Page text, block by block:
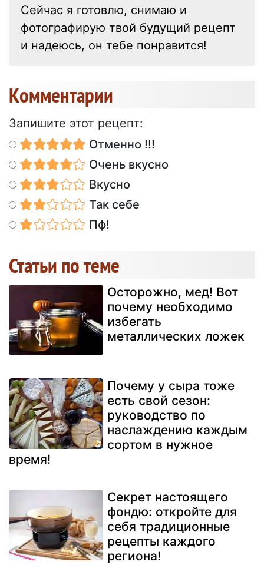
Сейчас я готовлю, снимаю и
фотографирую твой будущий рецепт
и надеюсь, он тебе понравится!
Kомментарии
Запишите этот рецепт:
Отменно !!!
Очень вкусно
Вкусно
Так себе
Пф!
Статьи по теме
Осторожно, мед! Вот
почему необходимо
избегать
металлических ложек
Почему у сыра тоже
есть свой сезон:
руководство по
наслаждению каждым
сортом в нужное
время!
Секрет настоящего
фондю: откройте для
себя традиционные
рецепты каждого
региона!